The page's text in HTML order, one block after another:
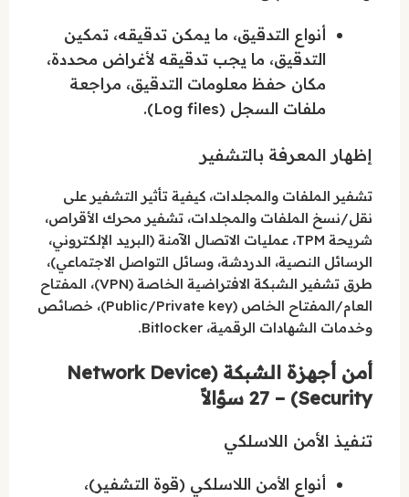
أنواع التدقيق، ما يمكن تدقيقه، تمكين
التدقيق، ما يجب تدقيقه لأغراض محددة،
مكان حفظ معلومات التدقيق، مراجعة
ملفات السجل (Log files).
إظهار المعرفة بالتشفير
تشفير الملفات والمجلدات، كيفية تأثير التشفير على
نقل/نسخ الملفات والمجلدات، تشفير محرك الأقراص،
شريحة TPM، عمليات الاتصال الآمنة (البريد الإلكتروني،
الرسائل النصية، الدردشة، وسائل التواصل الاجتماعي)،
طرق تشفير الشبكة الافتراضية الخاصة (VPN)، المفتاح
العام/المفتاح الخاص (Public/Private key)، خصائص
وخدمات الشهادات الرقمية، Bitlocker.
أمن أجهزة الشبكة (Network Device
Security) – 27 سؤالاً
تنفيذ الأمن اللاسلكي
أنواع الأمن اللاسلكي (قوة التشفير)،